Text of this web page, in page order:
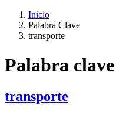
Inicio
Palabra Clave
transporte
Palabra clave
transporte